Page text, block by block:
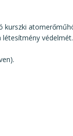
kurszki
védelmét.